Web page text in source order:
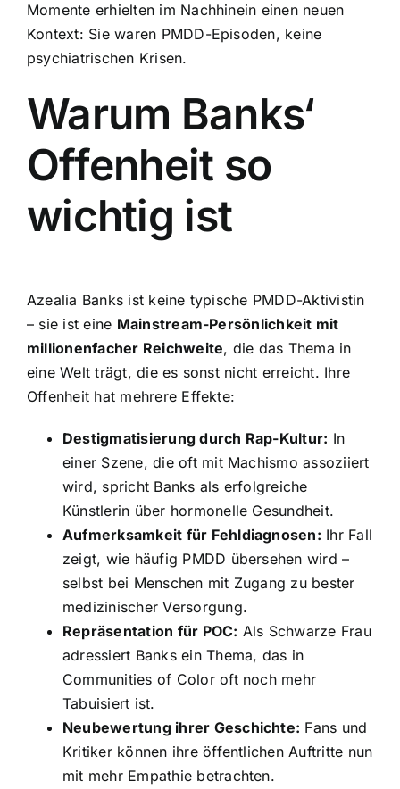
Momente erhielten im Nachhinein einen neuen
Kontext: Sie waren PMDD-Episoden, keine
psychiatrischen Krisen.
Warum Banks‘
Offenheit so
wichtig ist
Azealia Banks ist keine typische PMDD-Aktivistin
– sie ist eine Mainstream-Persönlichkeit mit
millionenfacher Reichweite, die das Thema in
eine Welt trägt, die es sonst nicht erreicht. Ihre
Offenheit hat mehrere Effekte:
Destigmatisierung durch Rap-Kultur: In
einer Szene, die oft mit Machismo assoziiert
wird, spricht Banks als erfolgreiche
Künstlerin über hormonelle Gesundheit.
Aufmerksamkeit für Fehldiagnosen: Ihr Fall
zeigt, wie häufig PMDD übersehen wird –
selbst bei Menschen mit Zugang zu bester
medizinischer Versorgung.
Repräsentation für POC: Als Schwarze Frau
adressiert Banks ein Thema, das in
Communities of Color oft noch mehr
Tabuisiert ist.
Neubewertung ihrer Geschichte: Fans und
Kritiker können ihre öffentlichen Auftritte nun
mit mehr Empathie betrachten.